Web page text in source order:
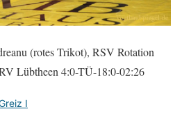
(rotes Trikot), RSV Rotation
Lübtheen 4:0-TÜ-18:0-02:26
I